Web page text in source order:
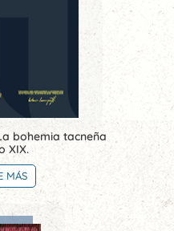
bohemia tacneña
XIX.
MÁS